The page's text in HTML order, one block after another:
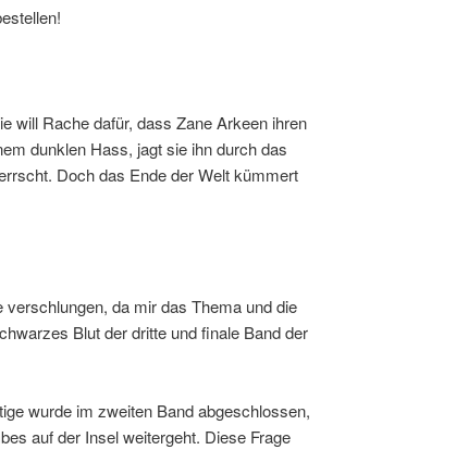
will Rache dafür, dass Zane Arkeen ihren
dunklen Hass, jagt sie ihn durch das
Doch das Ende der Welt kümmert
da mir das Thema und die
Blut der dritte und finale Band der
wurde im zweiten Band abgeschlossen,
auf der Insel weitergeht. Diese Frage